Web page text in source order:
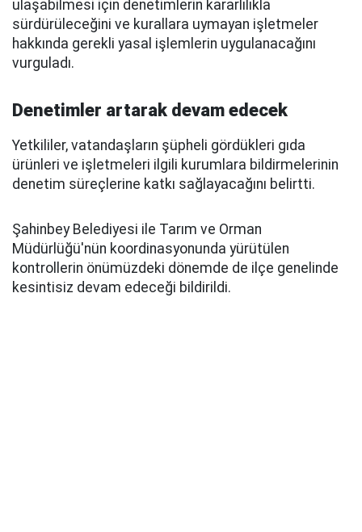
ulaşabilmesi için denetimlerin kararlılıkla
sürdürüleceğini ve kurallara uymayan işletmeler
hakkında gerekli yasal işlemlerin uygulanacağını
vurguladı.
Denetimler artarak devam edecek
Yetkililer, vatandaşların şüpheli gördükleri gıda
ürünleri ve işletmeleri ilgili kurumlara bildirmelerinin
denetim süreçlerine katkı sağlayacağını belirtti.
Şahinbey Belediyesi ile Tarım ve Orman
Müdürlüğü'nün koordinasyonunda yürütülen
kontrollerin önümüzdeki dönemde de ilçe genelinde
kesintisiz devam edeceği bildirildi.